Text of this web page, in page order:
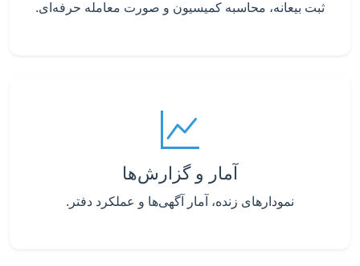
ثبت بیعانه، محاسبه کمیسیون و صورت معامله حرفه‌ای.
آمار و گزارش‌ها
نمودارهای زنده، آمار آگهی‌ها و عملکرد دفتر.